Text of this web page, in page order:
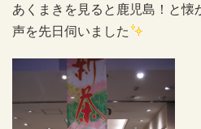
あくまきを見ると鹿児島！と懐
声を先日伺いました